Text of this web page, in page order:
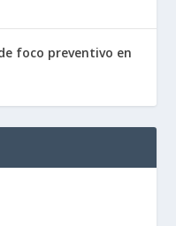
foco preventivo en